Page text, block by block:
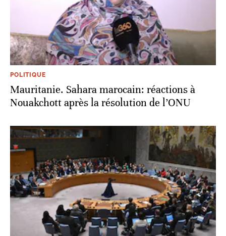
POLITIQUE
Mauritanie. Sahara marocain: réactions à
Nouakchott après la résolution de l’ONU